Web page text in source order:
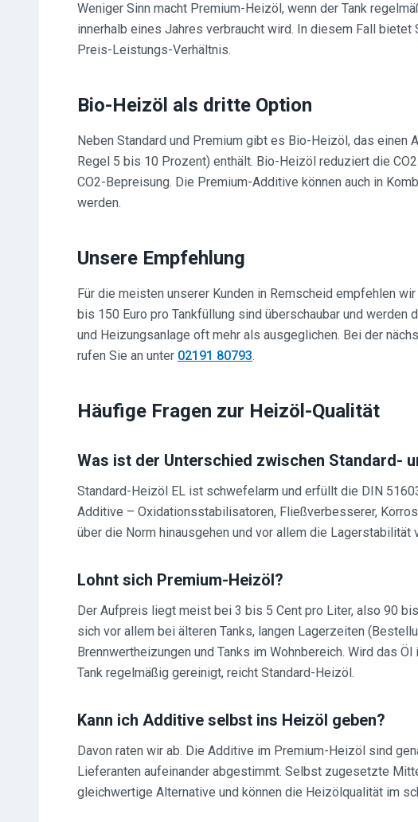
Weniger Sinn macht Premium-Heizöl, wenn der Tank
innerhalb eines Jahres verbraucht wird. In diesem Fall
Preis-Leistungs-Verhältnis.
Bio-Heizöl als dritte Option
Neben Standard und Premium gibt es Bio-Heizöl, das einen
Regel 5 bis 10 Prozent) enthält. Bio-Heizöl reduziert die
CO2-Bepreisung. Die Premium-Additive können auch in
werden.
Unsere Empfehlung
Für die meisten unserer Kunden in Remscheid empfehlen
bis 150 Euro pro Tankfüllung sind überschaubar und werden
und Heizungsanlage oft mehr als ausgeglichen. Bei der
rufen Sie an unter 02191 80793.
Häufige Fragen zur Heizöl-Qualität
Was ist der Unterschied zwischen Standard-
Standard-Heizöl EL ist schwefelarm und erfüllt die DIN
Additive – Oxidationsstabilisatoren, Fließverbesserer,
über die Norm hinausgehen und vor allem die Lagerstabilität
Lohnt sich Premium-Heizöl?
Der Aufpreis liegt meist bei 3 bis 5 Cent pro Liter, also 90
sich vor allem bei älteren Tanks, langen Lagerzeiten
Brennwertheizungen und Tanks im Wohnbereich. Wird das
Tank regelmäßig gereinigt, reicht Standard-Heizöl.
Kann ich Additive selbst ins Heizöl geben?
Davon raten wir ab. Die Additive im Premium-Heizöl sind
Lieferanten aufeinander abgestimmt. Selbst zugesetzte
gleichwertige Alternative und können die Heizölqualität im